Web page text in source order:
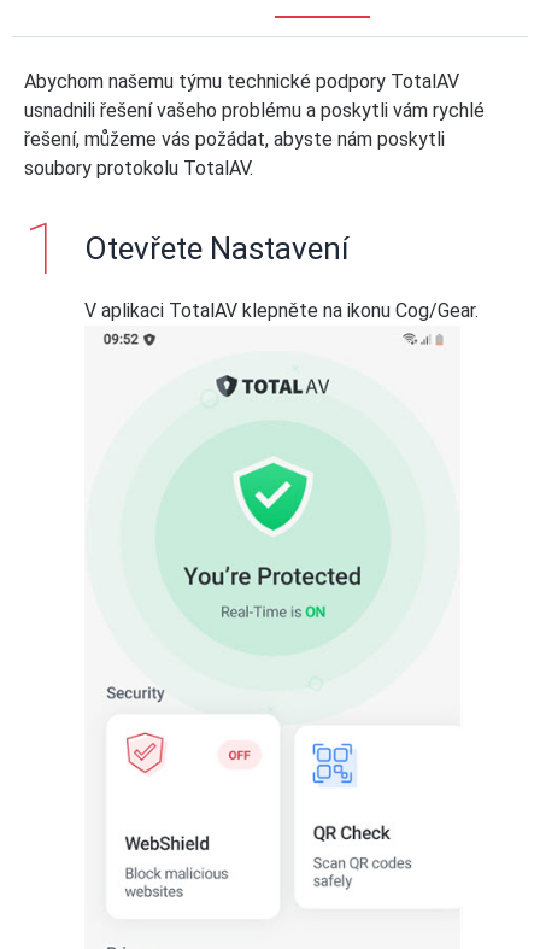
Abychom našemu týmu technické podpory TotalAV
usnadnili řešení vašeho problému a poskytli vám rychlé
řešení, můžeme vás požádat, abyste nám poskytli
soubory protokolu TotalAV.
Otevřete Nastavení
V aplikaci TotalAV klepněte na ikonu Cog/Gear.